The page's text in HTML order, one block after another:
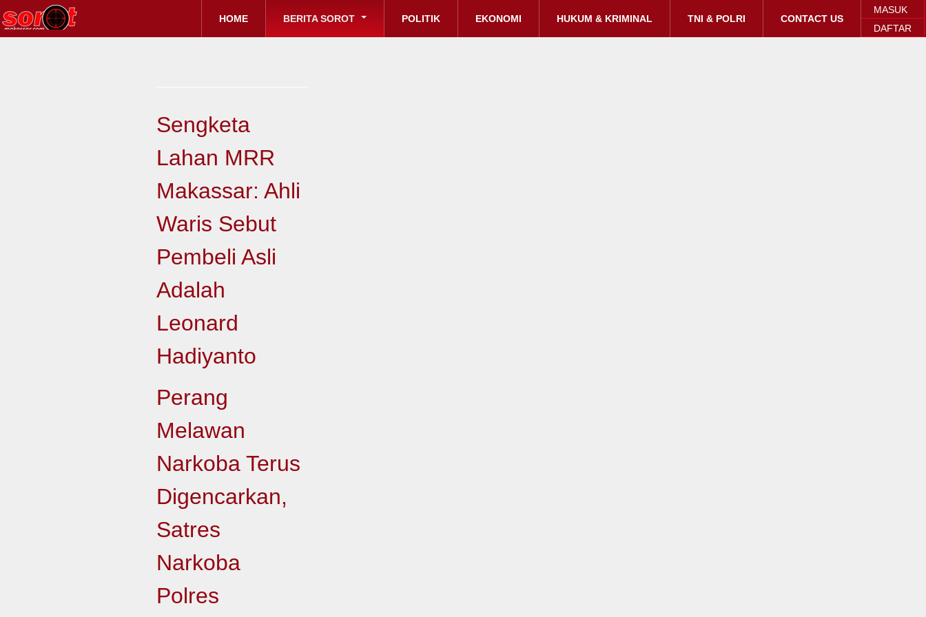
MASUK
DAFTAR
HOME BERITA SOROT POLITIK EKONOMI HUKUM & KRIMINAL TNI & POLRI CONTACT US
Sengketa
Lahan MRR
Makassar: Ahli
Waris Sebut
Pembeli Asli
Adalah
Leonard
Hadiyanto
Perang
Melawan
Narkoba Terus
Digencarkan,
Satres
Narkoba
Polres